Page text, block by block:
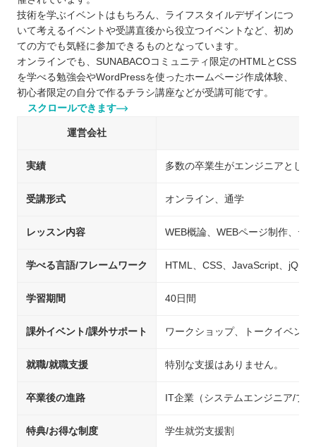
技術を学ぶイベントはもちろん、ライフスタイルデザインにつ
いて考えるイベントや受講直後から役立つイベントなど、初め
ての方でも気軽に参加できるものとなっています。
オンラインでも、SUNABACOコミュニティ限定のHTMLとCSS
を学べる勉強会やWordPressを使ったホームページ作成体験、
初心者限定の自分で作るチラシ講座などが受講可能です。
スクロールできます
運営会社
実績 多数の卒業生がエンジニアとして
受講形式 オンライン、通学
レッスン内容 WEB概論、WEBページ制作、デ
学べる言語/フレームワーク HTML、CSS、JavaScript、
学習期間 40日間
課外イベント/課外サポート ワークショップ、トークイベント
就職/就職支援 特別な支援はありません。
卒業後の進路 IT企業（システムエンジニア/プ
特典/お得な制度 学生就労支援割